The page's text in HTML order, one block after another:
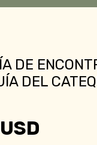
DE
DEL